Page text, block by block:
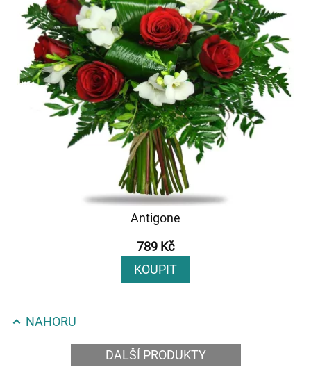
Antigone
789 Kč
KOUPIT
NAHORU
DALŠÍ PRODUKTY